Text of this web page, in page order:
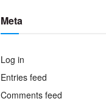
Meta
Log in
Entries feed
Comments feed